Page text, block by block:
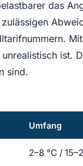
das
sind.
Umfang
2–8 °C /